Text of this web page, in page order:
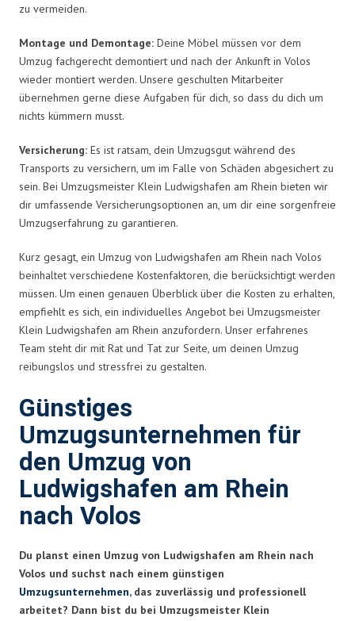
zu vermeiden.
Montage und Demontage: Deine Möbel müssen vor dem
Umzug fachgerecht demontiert und nach der Ankunft in Volos
wieder montiert werden. Unsere geschulten Mitarbeiter
übernehmen gerne diese Aufgaben für dich, so dass du dich um
nichts kümmern musst.
Versicherung: Es ist ratsam, dein Umzugsgut während des
Transports zu versichern, um im Falle von Schäden abgesichert zu
sein. Bei Umzugsmeister Klein Ludwigshafen am Rhein bieten wir
dir umfassende Versicherungsoptionen an, um dir eine sorgenfreie
Umzugserfahrung zu garantieren.
Kurz gesagt, ein Umzug von Ludwigshafen am Rhein nach Volos
beinhaltet verschiedene Kostenfaktoren, die berücksichtigt werden
müssen. Um einen genauen Überblick über die Kosten zu erhalten,
empfiehlt es sich, ein individuelles Angebot bei Umzugsmeister
Klein Ludwigshafen am Rhein anzufordern. Unser erfahrenes
Team steht dir mit Rat und Tat zur Seite, um deinen Umzug
reibungslos und stressfrei zu gestalten.
Günstiges
Umzugsunternehmen für
den Umzug von
Ludwigshafen am Rhein
nach Volos
Du planst einen Umzug von Ludwigshafen am Rhein nach
Volos und suchst nach einem günstigen
Umzugsunternehmen, das zuverlässig und professionell
arbeitet? Dann bist du bei Umzugsmeister Klein